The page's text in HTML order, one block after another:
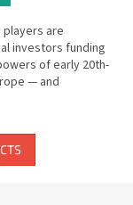
players are
investors funding
of early 20th-
— and